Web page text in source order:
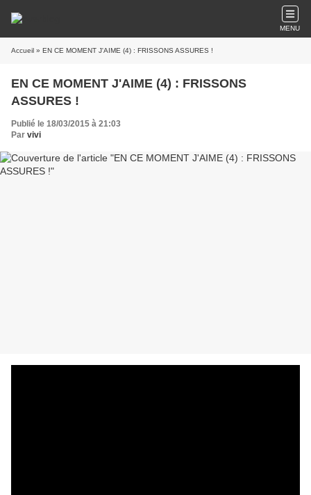
MENU
Accueil » EN CE MOMENT J'AIME (4) : FRISSONS ASSURES !
EN CE MOMENT J'AIME (4) : FRISSONS
ASSURES !
Publié le 18/03/2015 à 21:03
Par vivi